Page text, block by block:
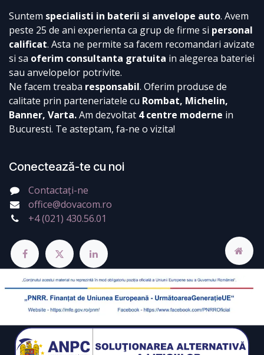
Suntem specialisti in baterii si anvelope auto. Avem
peste 25 de ani experienta ca grup de firme si personal
calificat. Asta ne permite sa facem recomandari avizate
si sa oferim consultanta gratuita in alegerea bateriei
sau anvelopelor potrivite.
Ne facem treaba responsabil. Oferim produse de
calitate prin parteneriatele cu Rombat, Michelin,
Banner, Varta.Am dezvoltat 4 centre moderne in
Bucuresti. Te asteptam, fa-ne o vizita!
Conectează-te cu noi
Contactați-ne
office@dovacom.ro
+4 (021) 430.56.01